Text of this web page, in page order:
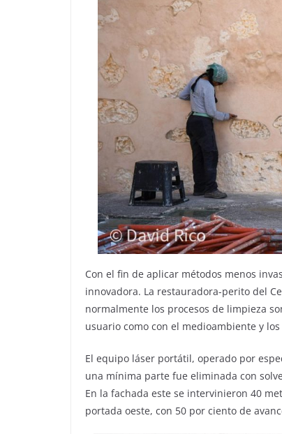
Con el fin de aplicar métodos menos
innovadora. La restauradora-perito del
normalmente los procesos de limpieza
usuario como con el medioambiente y
El equipo láser portátil, operado por
una mínima parte fue eliminada con
En la fachada este se intervinieron 40
portada oeste, con 50 por ciento de